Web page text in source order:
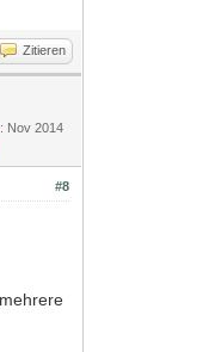
Zitieren
Nov 2014
#8